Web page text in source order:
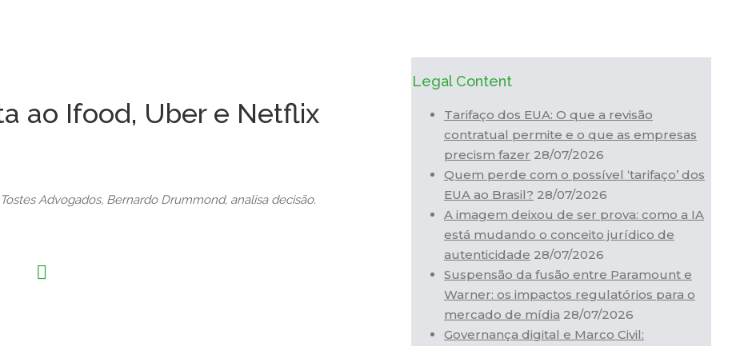
ao Ifood, Uber e Netflix
Advogados, Bernardo Drummond, analisa decisão.
Legal Content
Tarifaço dos EUA: O que a revisão
contratual permite e o que as empresas
precism fazer 28/07/2026
Quem perde com o possível ‘tarifaço’ dos
EUA ao Brasil? 28/07/2026
A imagem deixou de ser prova: como a IA
está mudando o conceito jurídico de
autenticidade 28/07/2026
Suspensão da fusão entre Paramount e
Warner: os impactos regulatórios para o
mercado de mídia 28/07/2026
Governança digital e Marco Civil: